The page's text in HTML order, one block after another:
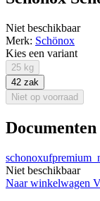
Niet beschikbaar
Merk: Schönox
Kies een variant
25 kg
42 zak
Niet op voorraad
Documenten
Niet beschikbaar
Naar winkelwagen